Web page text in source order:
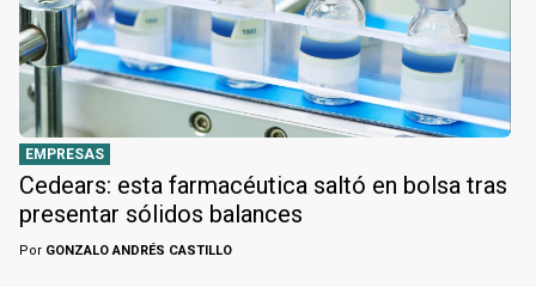
EMPRESAS
Cedears: esta farmacéutica saltó en bolsa tras
presentar sólidos balances
Por GONZALO ANDRÉS CASTILLO